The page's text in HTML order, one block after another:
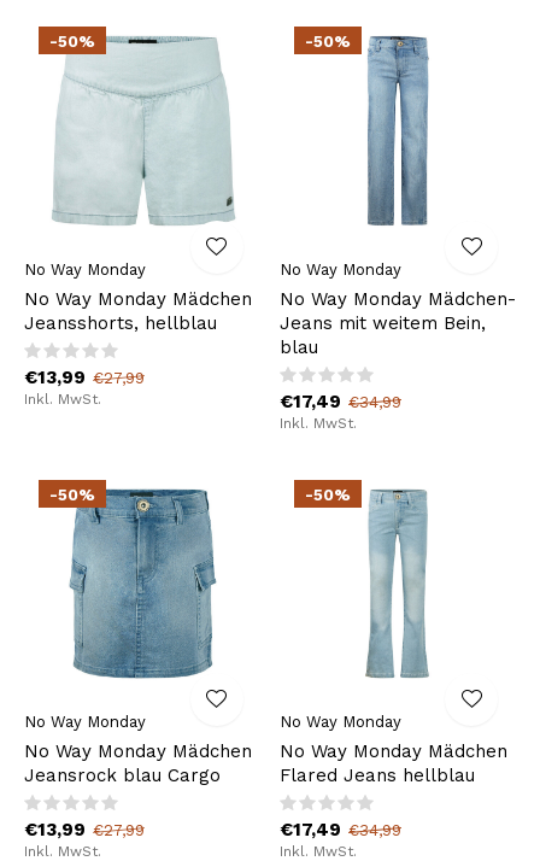
-50%
No Way Monday
No Way Monday Mädchen
Jeansshorts, hellblau
€13,99 €27,99
Inkl. MwSt.
-50%
No Way Monday
No Way Monday Mädchen-
Jeans mit weitem Bein,
blau
€17,49 €34,99
Inkl. MwSt.
-50%
No Way Monday
No Way Monday Mädchen
Jeansrock blau Cargo
€13,99 €27,99
Inkl. MwSt.
-50%
No Way Monday
No Way Monday Mädchen
Flared Jeans hellblau
€17,49 €34,99
Inkl. MwSt.